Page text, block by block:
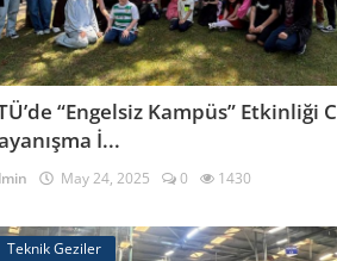
“Engelsiz Kampüs” Etkinliği
İ...
May 24, 2025 0 1430
Teknik Geziler